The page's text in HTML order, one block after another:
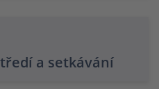
a setkávání